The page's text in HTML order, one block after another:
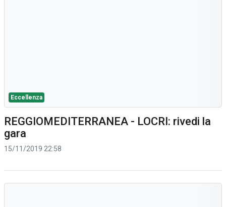
Eccellenza
REGGIOMEDITERRANEA - LOCRI: rivedi la
gara
15/11/2019 22:58